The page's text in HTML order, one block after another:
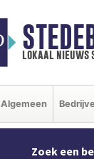
lokaal nieuws
Algemeen
Zoek een